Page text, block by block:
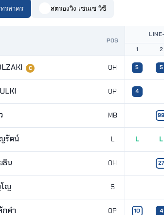
รสาคร สตรองวิง เซนเซ วีซี
POS
1 2
C OH 5 5
OP 4
MB 99
รัตน์ L L L
ธิน OH 27
ญ S
กคำ OP 10 4